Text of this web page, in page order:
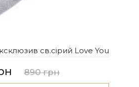
св.сірий Love You
890 грн